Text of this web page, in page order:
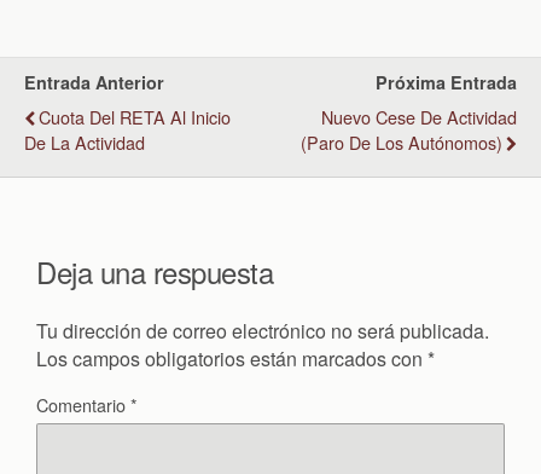
Entrada Anterior
Cuota Del RETA Al Inicio
De La Actividad
Próxima Entrada
Nuevo Cese De Actividad
(Paro De Los Autónomos)
Deja una respuesta
Tu dirección de correo electrónico no será publicada.
Los campos obligatorios están marcados con *
Comentario*